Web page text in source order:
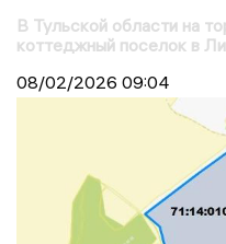
В Тульской области на
коттеджный поселок в
08/02/2026 09:04